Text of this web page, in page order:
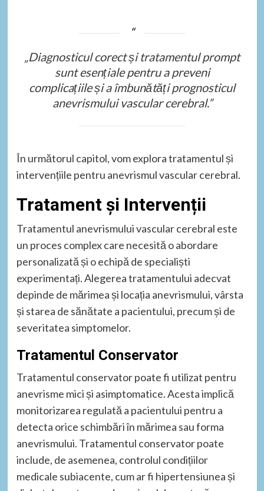
„Diagnosticul corect și tratamentul prompt
sunt esențiale pentru a preveni
complicațiile și a îmbunătăți prognosticul
anevrismului vascular cerebral.”
În următorul capitol, vom explora tratamentul și
intervențiile pentru anevrismul vascular cerebral.
Tratament și Intervenții
Tratamentul anevrismului vascular cerebral este
un proces complex care necesită o abordare
personalizată și o echipă de specialiști
experimentați. Alegerea tratamentului adecvat
depinde de mărimea și locația anevrismului, vârsta
și starea de sănătate a pacientului, precum și de
severitatea simptomelor.
Tratamentul Conservator
Tratamentul conservator poate fi utilizat pentru
anevrisme mici și asimptomatice. Acesta implică
monitorizarea regulată a pacientului pentru a
detecta orice schimbări în mărimea sau forma
anevrismului. Tratamentul conservator poate
include, de asemenea, controlul condițiilor
medicale subiacente, cum ar fi hipertensiunea și